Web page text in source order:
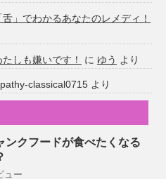
」でわかるあなたのレメディ！
しも嫌いです！ に ゆう より
classical0715 より
ンクフードが食べたくなる
ュー